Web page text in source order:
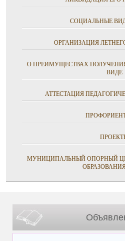
СОЦИАЛЬНЫЕ
ОРГАНИЗАЦИЯ
О ПРЕИМУЩЕСТВАХ
ВИДЕ
АТТЕСТАЦИЯ
МУНИЦИПАЛЬНЫЙ ОПОРНЫЙ